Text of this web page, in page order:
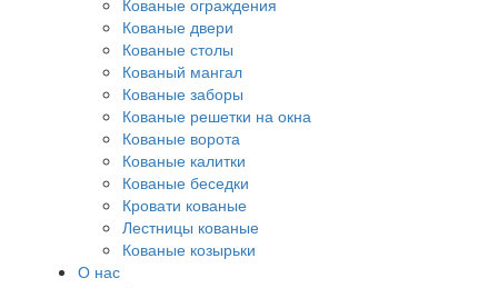
Кованые ограждения
Кованые двери
Кованые столы
Кованый мангал
Кованые заборы
Кованые решетки на окна
Кованые ворота
Кованые калитки
Кованые беседки
Кровати кованые
Лестницы кованые
Кованые козырьки
О нас